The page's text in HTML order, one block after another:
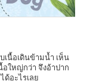
เนื้อเดินข้ามน้ำ เห็น
อใหญ่กว่า จึงอ้าปาก
อะไรเลย